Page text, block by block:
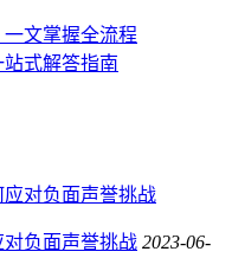
文掌握全流程
式解答指南
负面声誉挑战 2023-06-